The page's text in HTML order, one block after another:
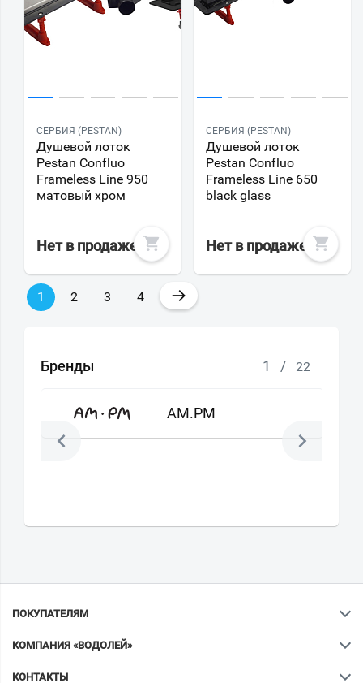
СЕРБИЯ (PESTAN)
Душевой лоток
Pestan Confluo
Frameless Line 950
матовый хром
Нет в продаже
СЕРБИЯ (PESTAN)
Душевой лоток
Pestan Confluo
Frameless Line 650
black glass
Нет в продаже
1 2 3 4 →
Бренды 1 / 22
AM.PM
ПОКУПАТЕЛЯМ
КОМПАНИЯ «ВОДОЛЕЙ»
КОНТАКТЫ